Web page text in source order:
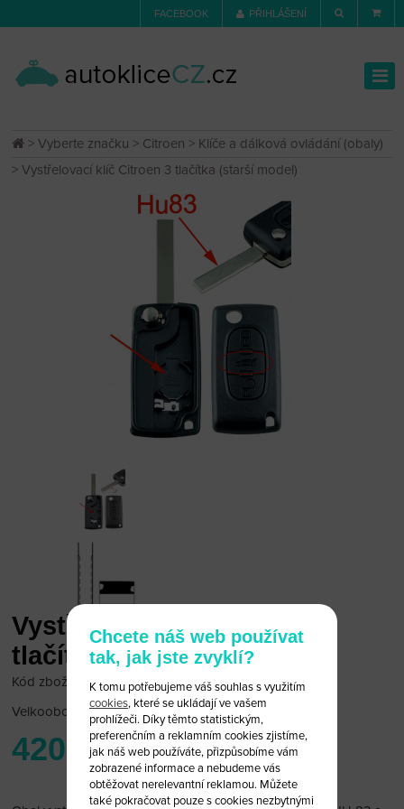
FACEBOOK PŘIHLÁŠENÍ
>Vyberte značku > Citroen > Klíče a dálková ovládání (obaly)
> Vystřelovací klíč Citroen 3 tlačítka (starší model)
Vystřelovací klíč Citroen 3
tlačítka (starší model)
Kód zboží: Citroen 6/35 K
Velkoobchodní cena:po přihlášení
420 Kč
Chcete náš web používat
tak, jak jste zvyklí?
K tomu potřebujeme váš souhlas s využitím
cookies, které se ukládají ve vašem
prohlížeči. Díky těmto statistickým,
preferenčním a reklamním cookies zjistíme,
jak náš web používáte, přizpůsobíme vám
zobrazené informace a nebudeme vás
obtěžovat nerelevantní reklamou. Můžete
také pokračovat pouze s cookies nezbytnými